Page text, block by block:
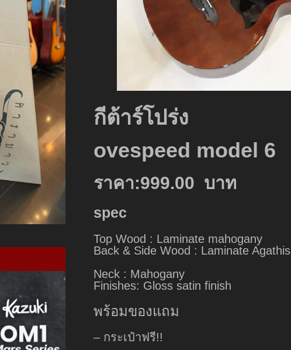
กีต้าร์โปร่ง
ovespeed model 6
ราคา:999.00 บาท
spec
Top Wood : Laminate mahogany
Back & Side Wood : Laminate Agathis
Neck : Mahogany
Finishes: Gloss satin finish
พร้อมของแถม
– กระเป๋าฟรี!!